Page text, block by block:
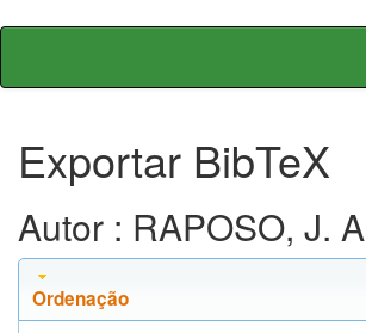
Skip
Exportar BibTeX
Autor : RAPOSO, J.
Ordenação